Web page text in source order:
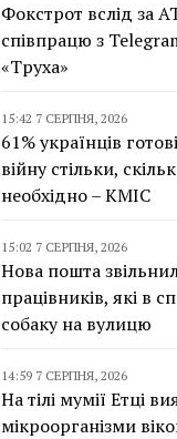
Фокстрот вслід за
співпрацю з
«Труха»
15:42 7 СЕРПНЯ, 2026
61% українців
війну стільки,
необхідно – КМІС
15:02 7 СЕРПНЯ, 2026
Нова пошта
працівників, які в
собаку на вулицю
14:59 7 СЕРПНЯ, 2026
На тілі мумії Етці
мікроорганізми